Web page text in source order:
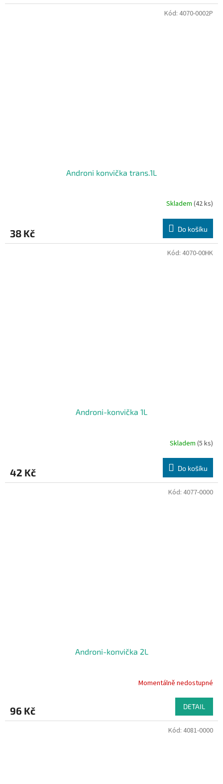
Androni konvička trans.1L
Skladem (42 ks)
38 Kč Do košíku
Kód: 4070-0002P
Androni-konvička 1L
Skladem (5 ks)
42 Kč Do košíku
Kód: 4070-00HK
Androni-konvička 2L
Momentálně nedostupné
96 Kč DETAIL
Kód: 4077-0000
Kód: 4081-0000